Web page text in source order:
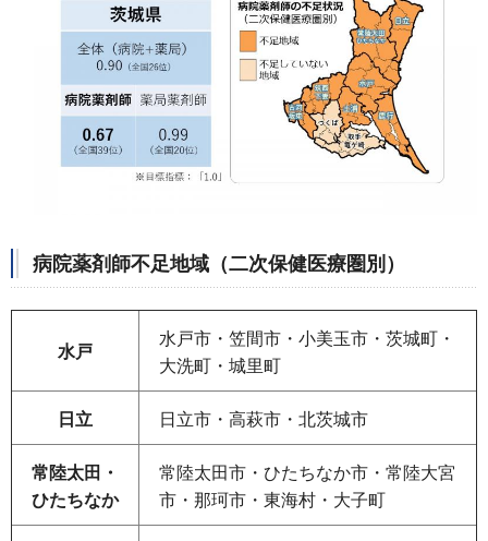
病院薬剤師不足地域 （二次保健医療圏別）
水戸
水戸市・笠間市・小美玉市・茨城町・
大洗町・城里町
日立 日立市・高萩市・北茨城市
常陸太田・
ひたちなか
常陸太田市・ひたちなか市・常陸大宮
市・那珂市・東海村・大子町